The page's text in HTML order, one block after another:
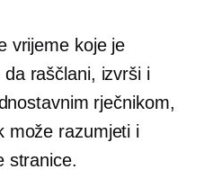
vrijeme koje je
raščlani, izvrši i
rječnikom,
može razumjeti i
stranice.